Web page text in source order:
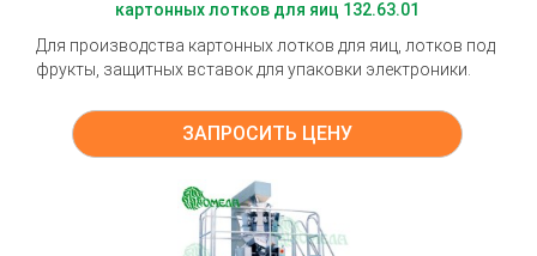
картонных лотков для яиц 132.63.01
Для производства картонных лотков для яиц, лотков под
фрукты, защитных вставок для упаковки электроники.
ЗАПРОСИТЬ ЦЕНУ